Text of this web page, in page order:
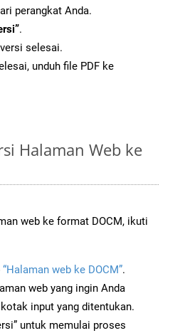
perangkat Anda.
.
selesai.
unduh file PDF ke
Halaman Web ke
web ke format DOCM, ikuti
“Halaman web ke DOCM”.
web yang ingin Anda
input yang ditentukan.
untuk memulai proses